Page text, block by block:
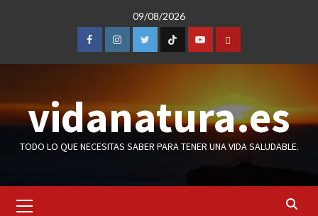
09/08/2026
FacebookInstagramTwitterTicTocYoutubeAmazon
vidanatura.es
TODO LO QUE NECESITAS SABER PARA TENER UNA VIDA SALUDABLE.
primario